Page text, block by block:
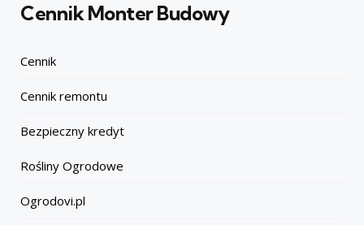
Cennik Monter Budowy
Cennik
Cennik remontu
Bezpieczny kredyt
Rośliny Ogrodowe
Ogrodovi.pl